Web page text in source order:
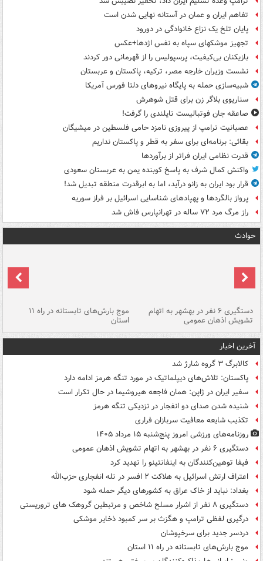
تفاهم ایران و عمان در آستانه نهایی شدن است
پایان تلخ یک نزاع خانوادگی در دورود
تجهیز موشکهای سپاه به نفس اژدها+عکس
بازیکنان بی‌کیفیت، پرسپولیس را از قهرمانی دور کردند
نشست وزیران خارجه مصر، ترکیه، پاکستان و عربستان
شبیه‌سازی حمله به پایگاه نیروهای دلتا فورس آمریکا
سناریوی بلاگر زن برای قتل شوهرش
صاعقه جان فوتبالیست تایلندی را گرفت!
عصبانیت ترامپ از پیروزی نامزد حامی فلسطین در میشیگان
بقائی: برنامه‌ای برای سفر به قطر و پاکستان نداریم
قدرت نظامی ایران فراتر از برآوردها
واکنش کمال شرف به پاسخ کوبنده یمن به عربستان سعودی
قرار بود ایران به زانو درآید، اما به ابرقدرت منطقه تبدیل شد!
پرواز بالگردها و پهپادهای شناسایی اسرائیل بر فراز سوریه
راز مرگ مرد ۷۲ ساله در تهرانپارس فاش شد
حوادث
دستگیری ۶ نفر در بهشهر به اتهام
تشویش اذهان عمومی
موج بارش‌های تابستانه در راه ۱۱
استان
آخرین اخبار
کالابرگ ۳ گروه شارژ شد
پاکستان: تلاش‌های دیپلماتیک در مورد تنگه هرمز ادامه دارد
سفیر ایران در ژاپن: همان فاجعه هیروشیما در حال تکرار است
شنیده شدن صدای دو انفجار در نزدیکی تنگه هرمز
تکذیب شایعه معافیت سربازان فراری
روزنامه‌های ورزشی امروز پنج‌شنبه ۱۵ مرداد ۱۴۰۵
دستگیری ۶ نفر در بهشهر به اتهام تشویش اذهان عمومی
فیفا توهین‌کنندگان به اینفانتینو را تهدید کرد
اعتراف ارتش اسرائیل به هلاکت ۲ افسر در تله انفجاری حزب‌الله
بغداد: نباید از خاک عراق به کشورهای دیگر حمله شود
دستگیری ۸ نفر از اشرار مسلح شاخص و مرتبطین گروهک های تروریستی
درگیری لفظی ترامپ و هگزث بر سر کمبود ذخایر موشکی
دردسر جدید برای سرخپوشان
موج بارش‌های تابستانه در راه ۱۱ استان